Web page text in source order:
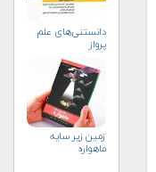
دانستنی‌های علم
پرواز
زمین زیر سایه
ماهواره